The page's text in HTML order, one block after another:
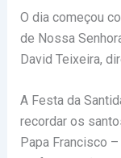
O dia começou
de Nossa
David Teixeira,
A Festa da
recordar os
Papa Francisco